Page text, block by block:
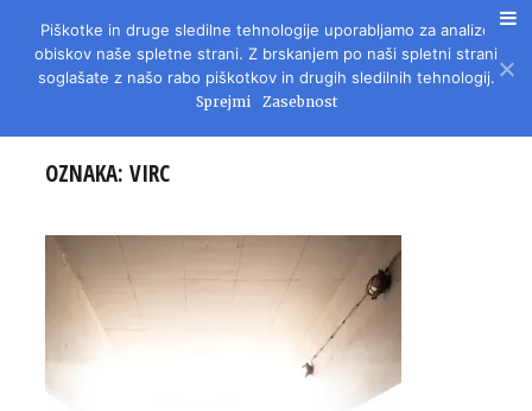
REVIJA ZA LITERATURO, KULTURO IN DRUŽBENA VPRAŠANJA
OZNAKA: VIRC
Piškotke in druge sledilne tehnologije uporabljamo za analizo
obiskov naše spletne strani. Z brskanjem po naši spletni strani
soglašate z našo rabo piškotkov in drugih sledilnih tehnologij.
Sprejmi Zasebnost